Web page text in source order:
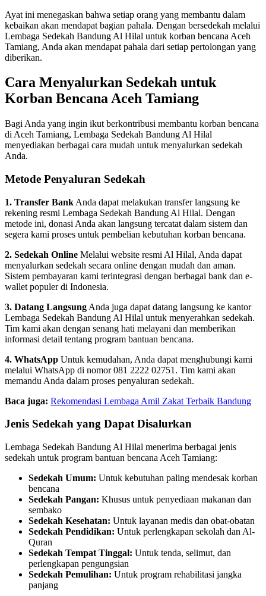
Ayat ini menegaskan bahwa setiap orang yang membantu dalam
kebaikan akan mendapat bagian pahala. Dengan bersedekah melalui
Lembaga Sedekah Bandung Al Hilal untuk korban bencana Aceh
Tamiang, Anda akan mendapat pahala dari setiap pertolongan yang
diberikan.
Cara Menyalurkan Sedekah untuk
Korban Bencana Aceh Tamiang
Bagi Anda yang ingin ikut berkontribusi membantu korban bencana
di Aceh Tamiang, Lembaga Sedekah Bandung Al Hilal
menyediakan berbagai cara mudah untuk menyalurkan sedekah
Anda.
Metode Penyaluran Sedekah
1. Transfer Bank Anda dapat melakukan transfer langsung ke
rekening resmi Lembaga Sedekah Bandung Al Hilal. Dengan
metode ini, donasi Anda akan langsung tercatat dalam sistem dan
segera kami proses untuk pembelian kebutuhan korban bencana.
2. Sedekah Online Melalui website resmi Al Hilal, Anda dapat
menyalurkan sedekah secara online dengan mudah dan aman.
Sistem pembayaran kami terintegrasi dengan berbagai bank dan e-
wallet populer di Indonesia.
3. Datang Langsung Anda juga dapat datang langsung ke kantor
Lembaga Sedekah Bandung Al Hilal untuk menyerahkan sedekah.
Tim kami akan dengan senang hati melayani dan memberikan
informasi detail tentang program bantuan bencana.
4. WhatsApp Untuk kemudahan, Anda dapat menghubungi kami
melalui WhatsApp di nomor 081 2222 02751. Tim kami akan
memandu Anda dalam proses penyaluran sedekah.
Baca juga: Rekomendasi Lembaga Amil Zakat Terbaik Bandung
Jenis Sedekah yang Dapat Disalurkan
Lembaga Sedekah Bandung Al Hilal menerima berbagai jenis
sedekah untuk program bantuan bencana Aceh Tamiang:
Sedekah Umum: Untuk kebutuhan paling mendesak korban
bencana
Sedekah Pangan: Khusus untuk penyediaan makanan dan
sembako
Sedekah Kesehatan: Untuk layanan medis dan obat-obatan
Sedekah Pendidikan: Untuk perlengkapan sekolah dan Al-
Quran
Sedekah Tempat Tinggal: Untuk tenda, selimut, dan
perlengkapan pengungsian
Sedekah Pemulihan: Untuk program rehabilitasi jangka
panjang